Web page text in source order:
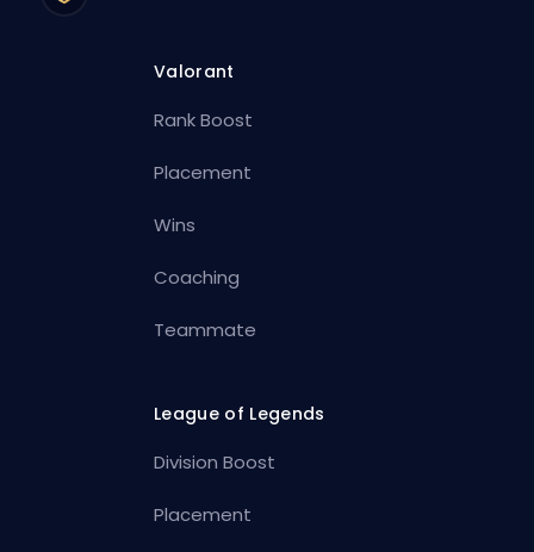
Valorant
Rank Boost
Placement
Wins
Coaching
Teammate
League of Legends
Division Boost
Placement